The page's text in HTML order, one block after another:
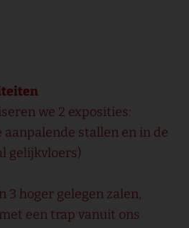
we 2 exposities:
aanpalende stallen en in de
gelijkvloers)
3 hoger gelegen zalen,
een trap vanuit ons